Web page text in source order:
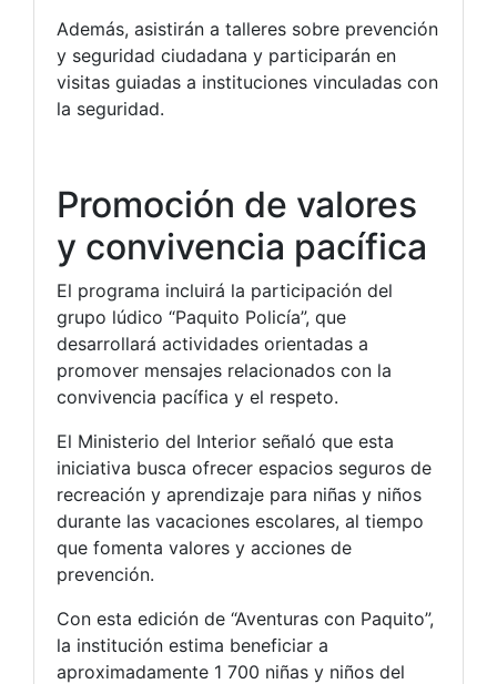
Además, asistirán a talleres sobre prevención
y seguridad ciudadana y participarán en
visitas guiadas a instituciones vinculadas con
la seguridad.
Promoción de valores
y convivencia pacífica
El programa incluirá la participación del
grupo lúdico “Paquito Policía”, que
desarrollará actividades orientadas a
promover mensajes relacionados con la
convivencia pacífica y el respeto.
El Ministerio del Interior señaló que esta
iniciativa busca ofrecer espacios seguros de
recreación y aprendizaje para niñas y niños
durante las vacaciones escolares, al tiempo
que fomenta valores y acciones de
prevención.
Con esta edición de “Aventuras con Paquito”,
la institución estima beneficiar a
aproximadamente 1 700 niñas y niños del